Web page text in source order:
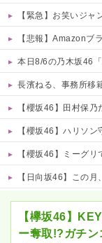
【緊急】お笑いジャ
【悲報】Amazonブラッ
本日8/6の乃木坂46
長濱ねる、事務所移
【櫻坂46】田村保
【櫻坂46】ハリソ
【櫻坂46】ミーグ
【日向坂46】この月、
【欅坂46】
ー奪取!?ガチン